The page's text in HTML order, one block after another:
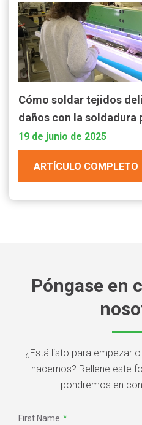
Cómo soldar tejidos
daños con la soldadura
19 de junio de 2025
ARTÍCULO COMPLETO
Póngase en
¿Está listo para empezar
hacernos? Rellene este
pondremos en
First Name *